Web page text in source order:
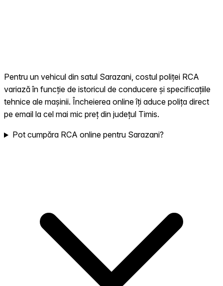
Pentru un vehicul din satul Sarazani, costul poliței RCA
variază în funcție de istoricul de conducere și specificațiile
tehnice ale mașinii. Încheierea online îți aduce polița direct
pe email la cel mai mic preț din județul Timis.
Pot cumpăra RCA online pentru Sarazani?